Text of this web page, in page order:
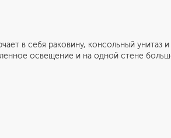
раковину, консольный унитаз и
освещение и на одной стене